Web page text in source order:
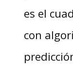
es el
con